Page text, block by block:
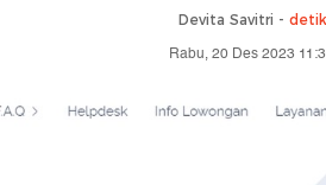
Devita Savitri -
Rabu, 20 Des 2023